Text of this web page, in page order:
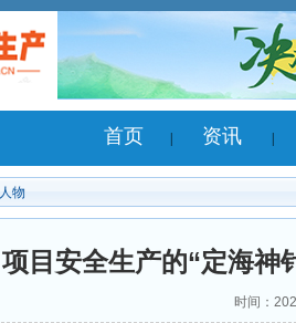
首页 资讯
人物
项目安全生产的“定海
时间：